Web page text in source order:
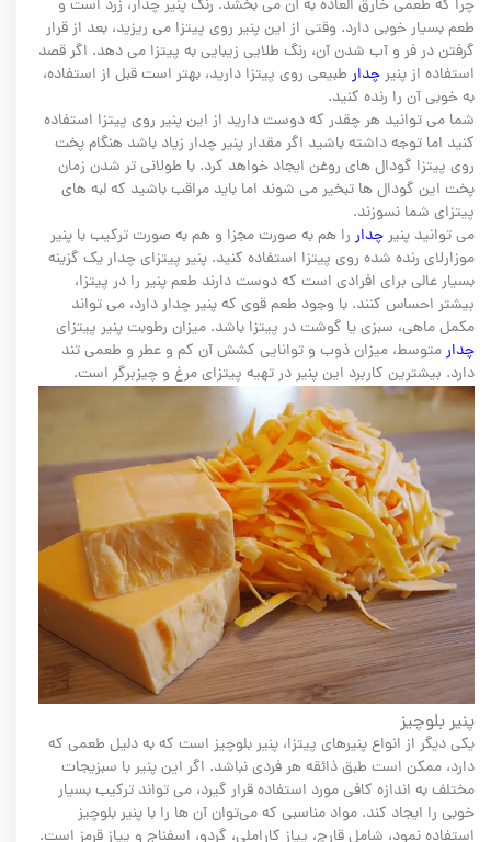
چرا که طعمی خارق العاده به آن می بخشد. رنگ پنیر چدار، زرد است و
طعم بسیار خوبی دارد. وقتی از این پنیر روی پیتزا می ریزید، بعد از قرار
گرفتن در فر و آب شدن آن، رنگ طلایی زیبایی به پیتزا می دهد. اگر قصد
استفاده از پنیرچدار طبیعی روی پیتزا دارید، بهتر است قبل از استفاده،
به خوبی آن را رنده کنید.
شما می توانید هر چقدر که دوست دارید از این پنیر روی پیتزا استفاده
کنید اما توجه داشته باشید اگر مقدار پنیر چدار زیاد باشد هنگام پخت
روی پیتزا گودال های روغن ایجاد خواهد کرد. با طولانی تر شدن زمان
پخت این گودال ها تبخیر می شوند اما باید مراقب باشید که لبه های
پیتزای شما نسوزند.
می توانید پنیرچدار را هم به صورت مجزا و هم به صورت ترکیب با پنیر
موزارلای رنده شده روی پیتزا استفاده کنید. پنیر پیتزای چدار یک گزینه
بسیار عالی برای افرادی است که دوست دارند طعم پنیر را در پیتزا،
بیشتر احساس کنند. با وجود طعم قوی که پنیر چدار دارد، می تواند
مکمل ماهی، سبزی یا گوشت در پیتزا باشد. میزان رطوبت پنیر پیتزای
چدارمتوسط، میزان ذوب و توانایی کشش آن کم و عطر و طعمی تند
دارد. بیشترین کاربرد این پنیر در تهیه پیتزای مرغ و چیزبرگر است.
پنیر بلوچیز
یکی دیگر از انواع پنیرهای پیتزا، پنیر بلوچیز است که به دلیل طعمی که
دارد، ممکن است طبق ذائقه هر فردی نباشد. اگر این پنیر با سبزیجات
مختلف به اندازه کافی مورد استفاده قرار گیرد، می تواند ترکیب بسیار
خوبی را ایجاد کند. مواد مناسبی که می‌توان آن ها را با پنیر بلوچیز
استفاده نمود، شامل قارچ، پیاز کاراملی، گردو، اسفناج و پیاز قرمز است.